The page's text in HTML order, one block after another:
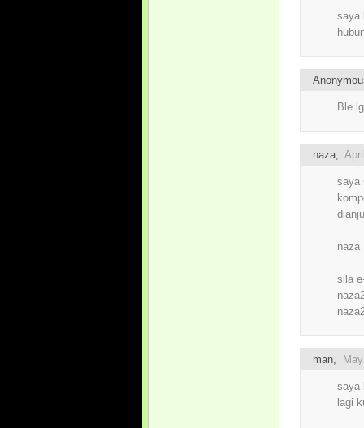
saya
Ble
naza,
saya
naza
sila
man,
saya
lagi